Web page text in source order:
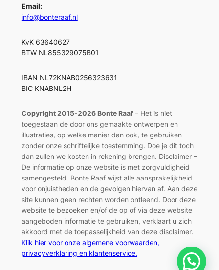
Email:
info@bonteraaf.nl
KvK 63640627
BTW NL855329075B01
IBAN NL72KNAB0256323631
BIC KNABNL2H
Copyright 2015-2026 Bonte Raaf– Het is niet
toegestaan de door ons gemaakte ontwerpen en
illustraties, op welke manier dan ook, te gebruiken
zonder onze schriftelijke toestemming. Doe je dit toch
dan zullen we kosten in rekening brengen. Disclaimer –
De informatie op onze website is met zorgvuldigheid
samengesteld. Bonte Raaf wijst alle aansprakelijkheid
voor onjuistheden en de gevolgen hiervan af. Aan deze
site kunnen geen rechten worden ontleend. Door deze
website te bezoeken en/of de op of via deze website
aangeboden informatie te gebruiken, verklaart u zich
akkoord met de toepasselijkheid van deze disclaimer.
Klik hier voor onze algemene voorwaarden,
privacyverklaring en klantenservice.